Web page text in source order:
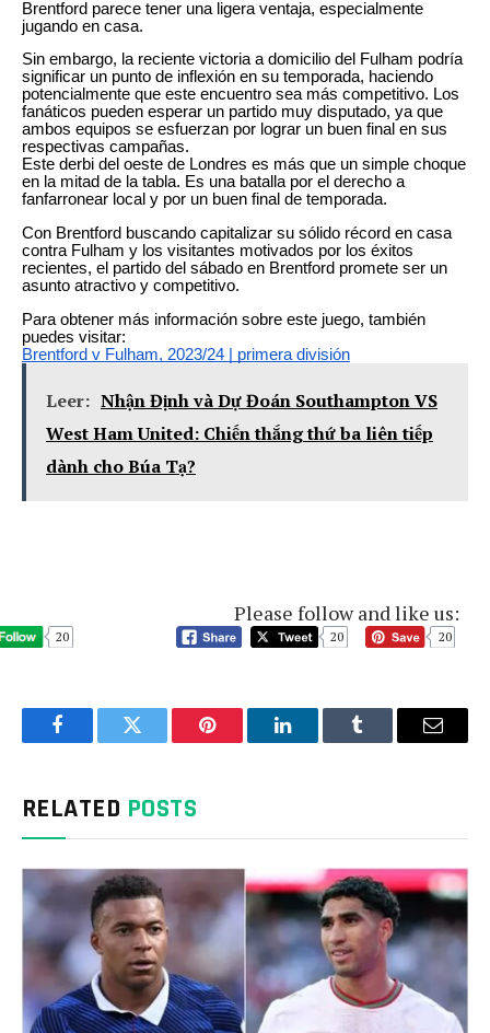
Brentford parece tener una ligera ventaja, especialmente
jugando en casa.
Sin embargo, la reciente victoria a domicilio del Fulham podría
significar un punto de inflexión en su temporada, haciendo
potencialmente que este encuentro sea más competitivo. Los
fanáticos pueden esperar un partido muy disputado, ya que
ambos equipos se esfuerzan por lograr un buen final en sus
respectivas campañas.
Este derbi del oeste de Londres es más que un simple choque
en la mitad de la tabla. Es una batalla por el derecho a
fanfarronear local y por un buen final de temporada.
Con Brentford buscando capitalizar su sólido récord en casa
contra Fulham y los visitantes motivados por los éxitos
recientes, el partido del sábado en Brentford promete ser un
asunto atractivo y competitivo.
Para obtener más información sobre este juego, también
puedes visitar:
Brentford v Fulham, 2023/24 | primera división
Leer: Nhận Định và Dự Đoán Southampton VS
West Ham United: Chiến thắng thứ ba liên tiếp
dành cho Búa Tạ?
Please follow and like us:
20 20 20
FacebookTwitter Pinterest LinkedInTumblr Email
RELATED POSTS